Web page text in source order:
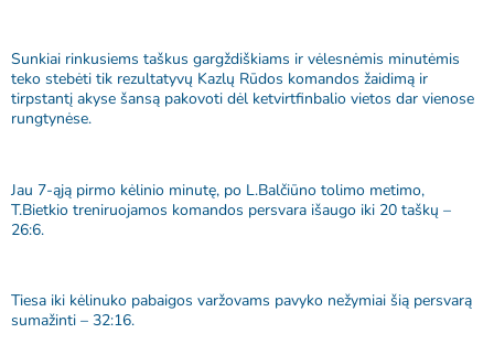
Sunkiai rinkusiems taškus gargždiškiams ir vėlesnėmis minutėmis
teko stebėti tik rezultatyvų Kazlų Rūdos komandos žaidimą ir
tirpstantį akyse šansą pakovoti dėl ketvirtfinbalio vietos dar vienose
rungtynėse.
Jau 7-ąją pirmo kėlinio minutę, po L.Balčiūno tolimo metimo,
T.Bietkio treniruojamos komandos persvara išaugo iki 20 taškų –
26:6.
Tiesa iki kėlinuko pabaigos varžovams pavyko nežymiai šią persvarą
sumažinti – 32:16.